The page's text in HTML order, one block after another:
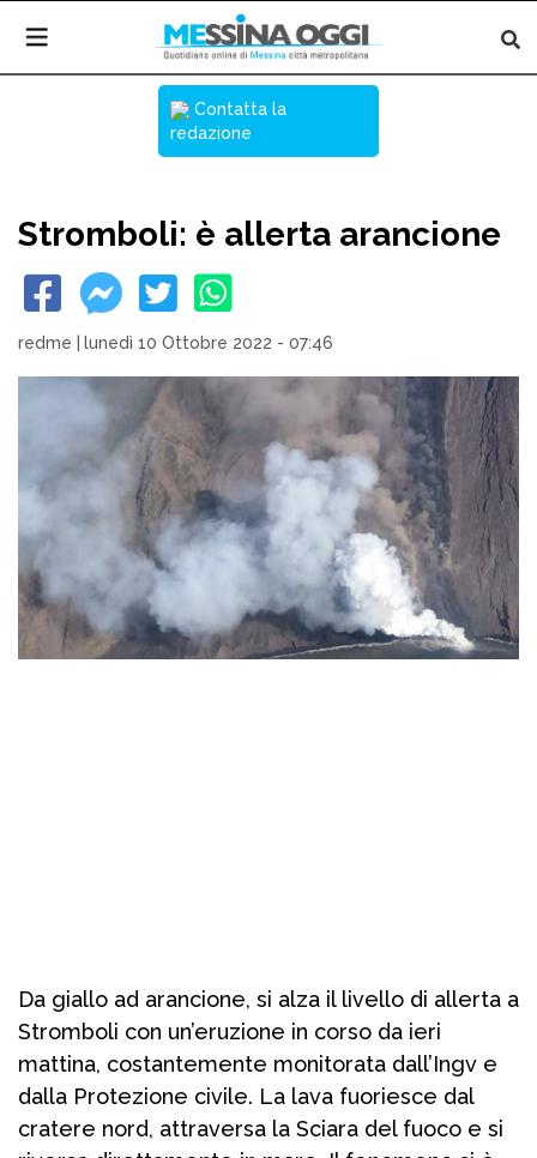
Contatta la
redazione
Stromboli: è allerta arancione
redme lunedì 10 Ottobre 2022 - 07:46
Da giallo ad arancione, si alza il livello di allerta a
Stromboli con un’eruzione in corso da ieri
mattina, costantemente monitorata dall’Ingv e
dalla Protezione civile. La lava fuoriesce dal
cratere nord, attraversa la Sciara del fuoco e si